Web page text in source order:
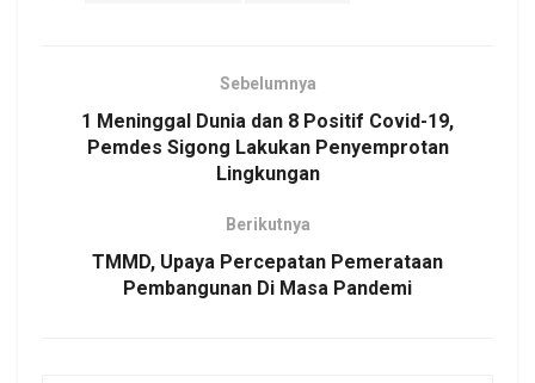
Sebelumnya
1 Meninggal Dunia dan 8 Positif Covid-19,
Pemdes Sigong Lakukan Penyemprotan
Lingkungan
Berikutnya
TMMD, Upaya Percepatan Pemerataan
Pembangunan Di Masa Pandemi